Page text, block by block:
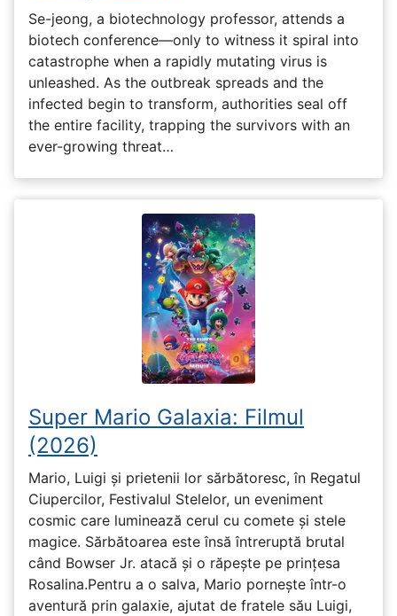
Se-jeong, a biotechnology professor, attends a
biotech conference—only to witness it spiral into
catastrophe when a rapidly mutating virus is
unleashed. As the outbreak spreads and the
infected begin to transform, authorities seal off
the entire facility, trapping the survivors with an
ever-growing threat…
Super Mario Galaxia: Filmul
(2026)
Mario, Luigi și prietenii lor sărbătoresc, în Regatul
Ciupercilor, Festivalul Stelelor, un eveniment
cosmic care luminează cerul cu comete și stele
magice. Sărbătoarea este însă întreruptă brutal
când Bowser Jr. atacă și o răpește pe prinţesa
Rosalina.Pentru a o salva, Mario pornește într-o
aventură prin galaxie, ajutat de fratele său Luigi,